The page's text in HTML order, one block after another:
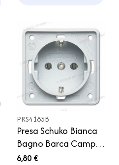
PRS4185B
Presa Schuko Bianca
Bagno Barca Camper
Caravan
6,80 €